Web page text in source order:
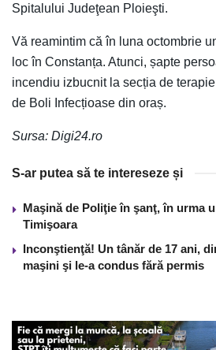
Spitalului Judeţean Ploieşti.
Vă reamintim că în luna octombrie
loc în Constanța. Atunci, șapte
incendiu izbucnit la secția de
de Boli Infecțioase din oraș.
Sursa: Digi24.ro
S-ar putea să te intereseze și
Maşină de Poliţie în şanţ, în urma
Timişoara
Inconştienţă! Un tânăr de 17 ani,
maşini şi le-a condus fără permis